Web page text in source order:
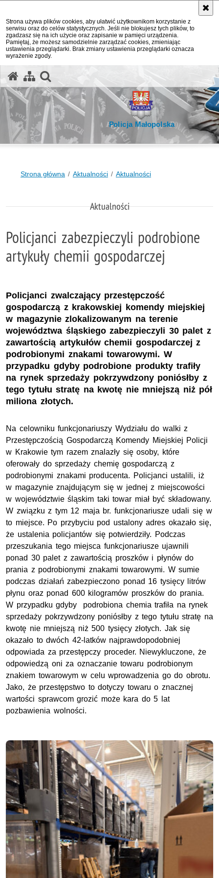
Strona używa plików cookies, aby ułatwić użytkownikom korzystanie z
serwisu oraz do celów statystycznych. Jeśli nie blokujesz tych plików, to
zgadzasz się na ich użycie oraz zapisanie w pamięci urządzenia.
Pamiętaj, że możesz samodzielnie zarządzać cookies, zmieniając
ustawienia przeglądarki. Brak zmiany ustawienia przeglądarki oznacza
wyrażenie zgody.
Policja Małopolska
Strona główna Aktualności Aktualności
Aktualności
Policjanci zabezpieczyli podrobione
artykuły chemii gospodarczej
Policjanci zwalczający przestępczość
gospodarczą z krakowskiej komendy miejskiej
w magazynie zlokalizowanym na terenie
województwa śląskiego zabezpieczyli 30 palet z
zawartością artykułów chemii gospodarczej z
podrobionymi znakami towarowymi. W
przypadku gdyby podrobione produkty trafiły
na rynek sprzedaży pokrzywdzony poniósłby z
tego tytułu stratę na kwotę nie mniejszą niż pół
miliona złotych.
Na celowniku funkcjonariuszy Wydziału do walki z
Przestępczością Gospodarczą Komendy Miejskiej Policji
w Krakowie tym razem znalazły się osoby, które
oferowały do sprzedaży chemię gospodarczą z
podrobionymi znakami producenta. Policjanci ustalili, iż
w magazynie znajdującym się w jednej z miejscowości
w województwie śląskim taki towar miał być składowany.
W związku z tym 12 maja br. funkcjonariusze udali się w
to miejsce. Po przybyciu pod ustalony adres okazało się,
że ustalenia policjantów się potwierdziły. Podczas
przeszukania tego miejsca funkcjonariusze ujawnili
ponad 30 palet z zawartością proszków i płynów do
prania z podrobionymi znakami towarowymi. W sumie
podczas działań zabezpieczono ponad 16 tysięcy litrów
płynu oraz ponad 600 kilogramów proszków do prania.
W przypadku gdyby podrobiona chemia trafiła na rynek
sprzedaży pokrzywdzony poniósłby z tego tytułu stratę na
kwotę nie mniejszą niż 500 tysięcy złotych. Jak się
okazało to dwóch 42-latków najprawdopodobniej
odpowiada za przestępczy proceder. Niewykluczone, że
odpowiedzą oni za oznaczanie towaru podrobionym
znakiem towarowym w celu wprowadzenia go do obrotu.
Jako, że przestępstwo to dotyczy towaru o znacznej
wartości sprawcom grozić może kara do 5 lat
pozbawienia wolności.